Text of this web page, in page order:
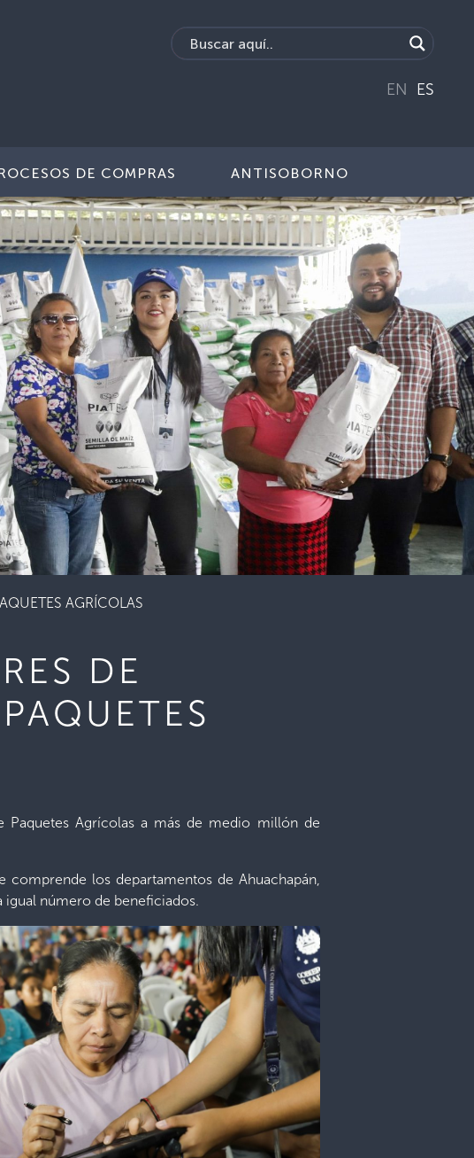
EN ES
DE COMPRAS ANTISOBORNO
AGRÍCOLAS
DE
Paquetes Agrícolas a más de medio millón de
los departamentos de Ahuachapán,
igual número de beneficiados.